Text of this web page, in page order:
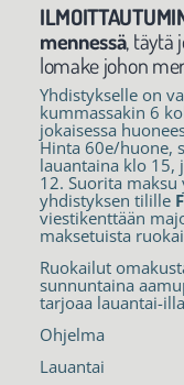
mennessä, täytä
lomake johon
Yhdistykselle on
kummassakin 6
jokaisessa
Hinta 60e/huone,
lauantaina klo 15,
12. Suorita
yhdistyksen tilille
viestikenttään
maksetuista
Ruokailut
sunnuntaina
tarjoaa lauantai-
Ohjelma
Lauantai